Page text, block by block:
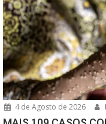
4 de Agosto de 2026